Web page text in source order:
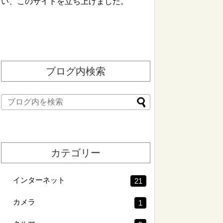
ブログ内検索
カテゴリー
インターネット 21
カメラ 1